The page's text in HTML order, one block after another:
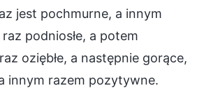
jest pochmurne, a innym
podniosłe, a potem
oziębłe, a następnie gorące,
innym razem pozytywne.